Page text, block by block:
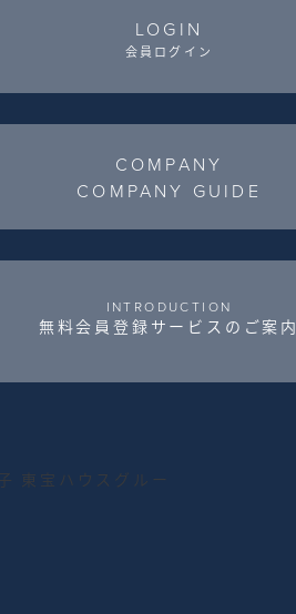
LOGIN
会員ログイン
COMPANY
COMPANY GUIDE
INTRODUCTION
無料会員登録サービスのご案内